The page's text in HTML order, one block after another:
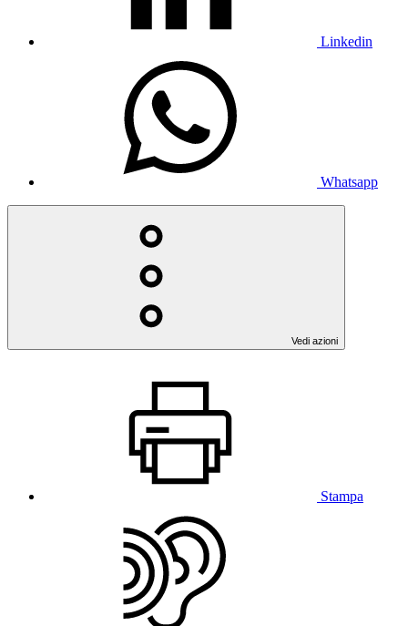
Linkedin
Whatsapp
Vedi azioni
Stampa